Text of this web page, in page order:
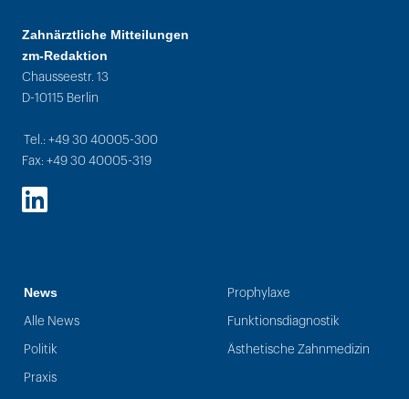
Zahnärztliche Mitteilungen
zm-Redaktion
Chausseestr. 13
D-10115 Berlin
Tel.: +49 30 40005-300
Fax: +49 30 40005-319
LinkedIn
News
Alle News
Politik
Praxis
Prophylaxe
Funktionsdiagnostik
Ästhetische Zahnmedizin